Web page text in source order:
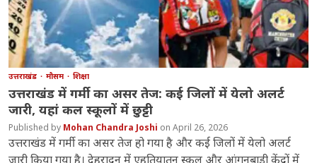
उत्तराखंड मौसम शिक्षा
उत्तराखंड में गर्मी का असर तेज: कई जिलों में येलो अलर्ट
जारी, यहां कल स्कूलों में छुट्टी
Mohan Chandra Joshi April 26, 2026
उत्तराखंड में गर्मी का असर तेज हो गया है और कई जिलों में येलो अलर्ट
जारी किया गया है। देहरादून में एहतियातन स्कूल और आंगनबाड़ी केंद्रों में